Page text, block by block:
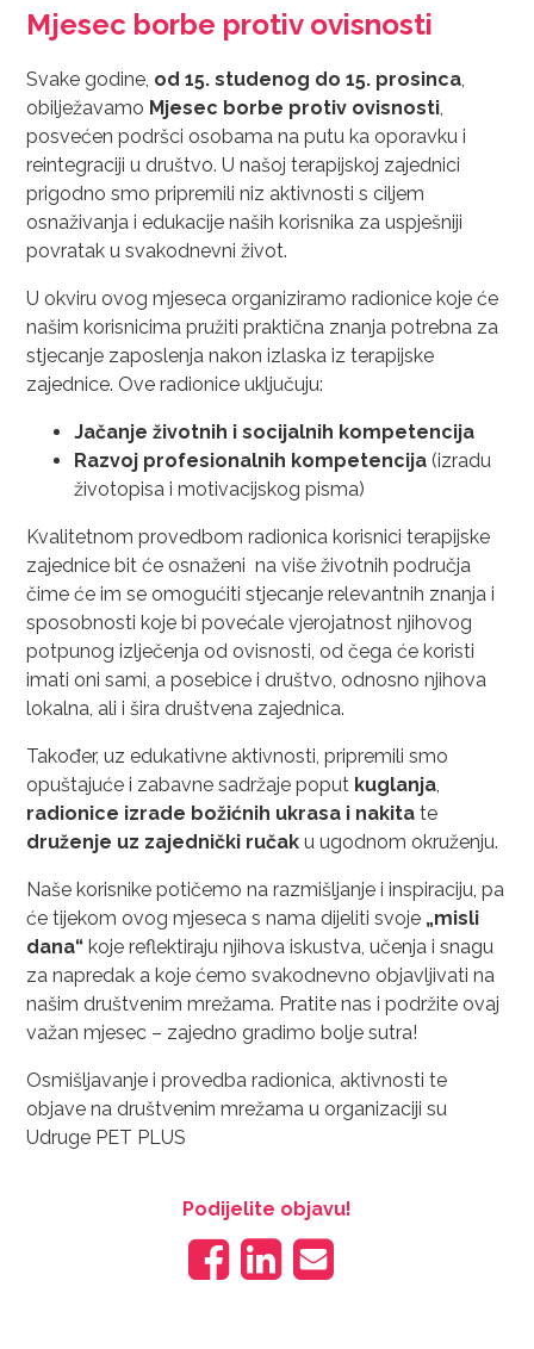
Mjesec borbe protiv ovisnosti
Svake godine, od 15. studenog do 15. prosinca,
obilježavamo Mjesec borbe protiv ovisnosti,
posvećen podršci osobama na putu ka oporavku i
reintegraciji u društvo. U našoj terapijskoj zajednici
prigodno smo pripremili niz aktivnosti s ciljem
osnaživanja i edukacije naših korisnika za uspješniji
povratak u svakodnevni život.
U okviru ovog mjeseca organiziramo radionice koje će
našim korisnicima pružiti praktična znanja potrebna za
stjecanje zaposlenja nakon izlaska iz terapijske
zajednice. Ove radionice uključuju:
Jačanje životnih i socijalnih kompetencija
Razvoj profesionalnih kompetencija (izradu
životopisa i motivacijskog pisma)
Kvalitetnom provedbom radionica korisnici terapijske
zajednice bit će osnaženi na više životnih područja
čime će im se omogućiti stjecanje relevantnih znanja i
sposobnosti koje bi povećale vjerojatnost njihovog
potpunog izlječenja od ovisnosti, od čega će koristi
imati oni sami, a posebice i društvo, odnosno njihova
lokalna, ali i šira društvena zajednica.
Također, uz edukativne aktivnosti, pripremili smo
opuštajuće i zabavne sadržaje poput kuglanja,
radionice izrade božićnih ukrasa i nakita te
druženje uz zajednički ručak u ugodnom okruženju.
Naše korisnike potičemo na razmišljanje i inspiraciju, pa
će tijekom ovog mjeseca s nama dijeliti svoje „misli
dana“ koje reflektiraju njihova iskustva, učenja i snagu
za napredak a koje ćemo svakodnevno objavljivati na
našim društvenim mrežama. Pratite nas i podržite ovaj
važan mjesec – zajedno gradimo bolje sutra!
Osmišljavanje i provedba radionica, aktivnosti te
objave na društvenim mrežama u organizaciji su
Udruge PET PLUS
Podijelite objavu!